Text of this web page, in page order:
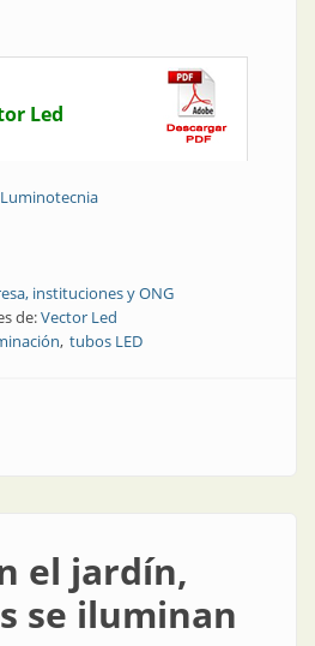
Led
instituciones y ONG
de:Vector Led
tubos LED
| Vector Led: la empresa argentina
el jardín,
se iluminan